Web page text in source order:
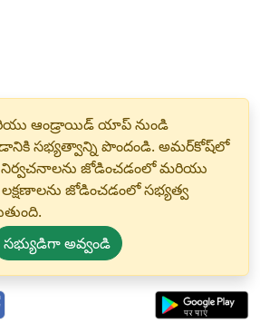
ఆండ్రాయిడ్ యాప్ నుండి
సభ్యత్వాన్ని పొందండి. అమర్‌కోష్‌లో
జోడించడంలో మరియు
జోడించడంలో సభ్యత్వ
సభ్యుడిగా అవ్వండి